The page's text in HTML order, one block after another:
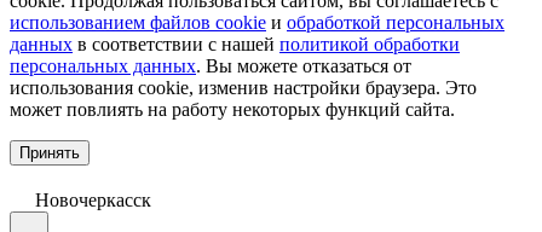
использованием файлов cookie и обработкой персональных
данных в соответствии с нашей политикой обработки
персональных данных. Вы можете отказаться от
использования cookie, изменив настройки браузера. Это
может повлиять на работу некоторых функций сайта.
Принять
Новочеркаcск